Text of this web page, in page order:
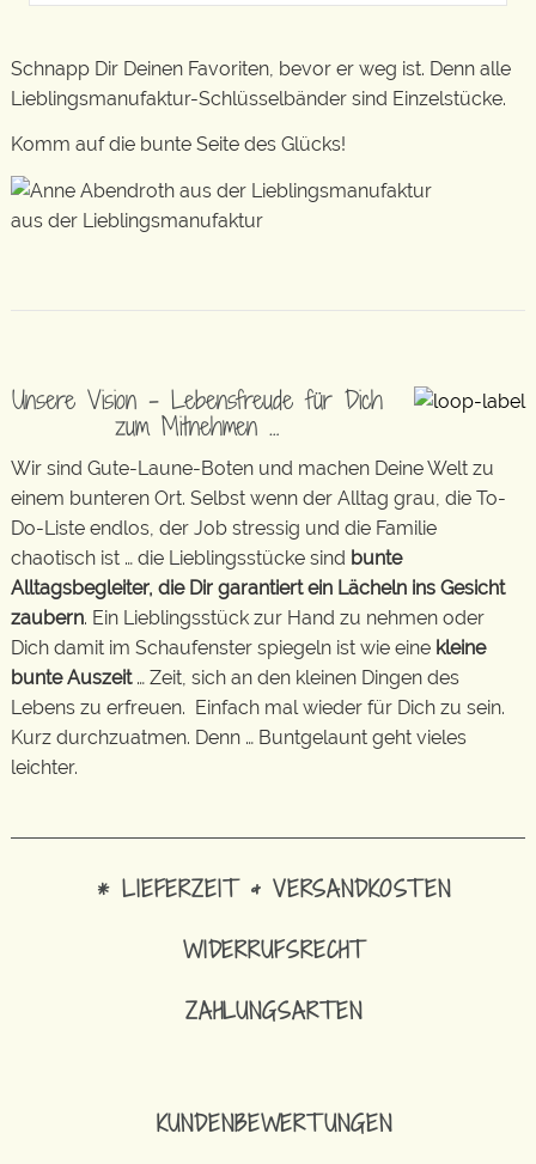
Schnapp Dir Deinen Favoriten, bevor er weg ist. Denn alle
Lieblingsmanufaktur-Schlüsselbänder sind Einzelstücke.
Komm auf die bunte Seite des Glücks!
aus der Lieblingsmanufaktur
Unsere Vision – Lebensfreude für Dich
zum Mitnehmen …
Wir sind Gute-Laune-Boten und machen Deine Welt zu
einem bunteren Ort. Selbst wenn der Alltag grau, die To-
Do-Liste endlos, der Job stressig und die Familie
chaotisch ist … die Lieblingsstücke sind bunte
Alltagsbegleiter, die Dir garantiert ein Lächeln ins Gesicht
zaubern. Ein Lieblingsstück zur Hand zu nehmen oder
Dich damit im Schaufenster spiegeln ist wie eine kleine
bunte Auszeit… Zeit, sich an den kleinen Dingen des
Lebens zu erfreuen. Einfach mal wieder für Dich zu sein.
Kurz durchzuatmen. Denn … Buntgelaunt geht vieles
leichter.
* LIEFERZEIT & VERSANDKOSTEN
WIDERRUFSRECHT
ZAHLUNGSARTEN
KUNDENBEWERTUNGEN